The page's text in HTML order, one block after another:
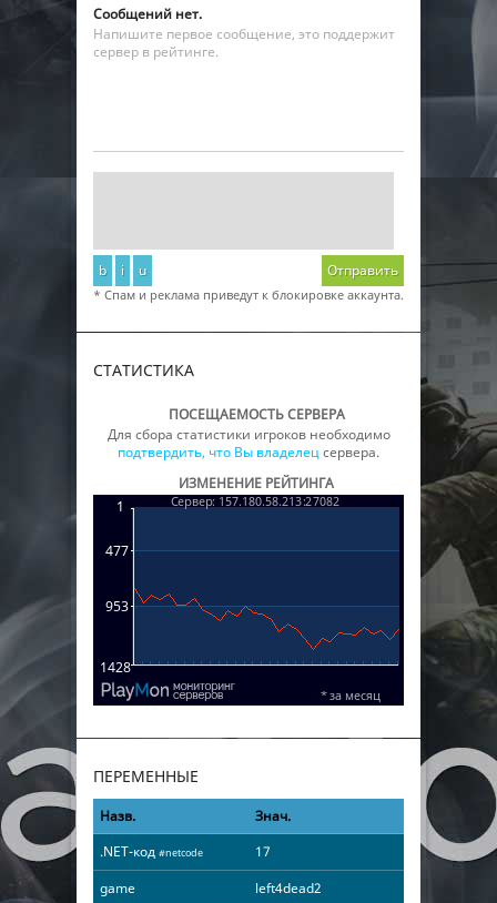
Сообщений нет.
Напишите первое сообщение, это поддержит
сервер в рейтинге.
b i u Отправить
* Спам и реклама приведут к блокировке аккаунта.
СТАТИСТИКА
ПОСЕЩАЕМОСТЬ СЕРВЕРА
Для сбора статистики игроков необходимо
подтвердить, что Вы владелецсервера.
ИЗМЕНЕНИЕ РЕЙТИНГА
ПЕРЕМЕННЫЕ
Назв.
Знач.
.NET-код #netcode
17
game
left4dead2